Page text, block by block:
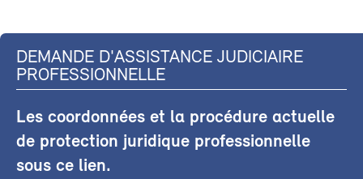
DEMANDE D'ASSISTANCE JUDICIAIRE
PROFESSIONNELLE
Les coordonnées et la procédure actuelle
de protection juridique professionnelle
sous ce lien.